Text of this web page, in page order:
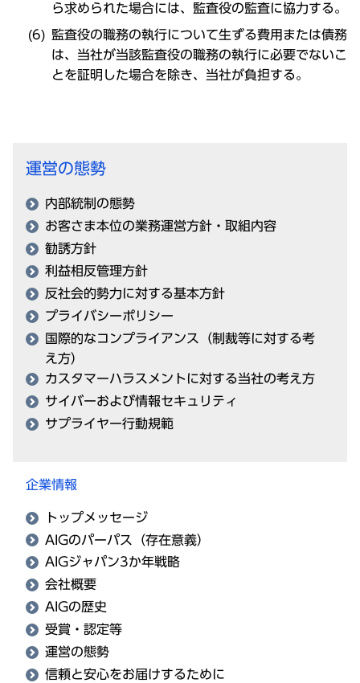
ら求められた場合には、監査役の監査に協力する。
監査役の職務の執行について生ずる費用または債務
は、当社が当該監査役の職務の執行に必要でないこ
とを証明した場合を除き、当社が負担する。
運営の態勢
内部統制の態勢
お客さま本位の業務運営方針・取組内容
勧誘方針
利益相反管理方針
反社会的勢力に対する基本方針
プライバシーポリシー
国際的なコンプライアンス（制裁等に対する考
え方）
カスタマーハラスメントに対する当社の考え方
サイバーおよび情報セキュリティ
サプライヤー行動規範
企業情報
トップメッセージ
AIGのパーパス（存在意義）
AIGジャパン3か年戦略
会社概要
AIGの歴史
受賞・認定等
運営の態勢
信頼と安心をお届けするために